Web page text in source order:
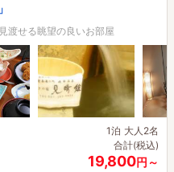
渡せる眺望の良いお部屋
1泊 大人2名
合計(税込)
19,800円～